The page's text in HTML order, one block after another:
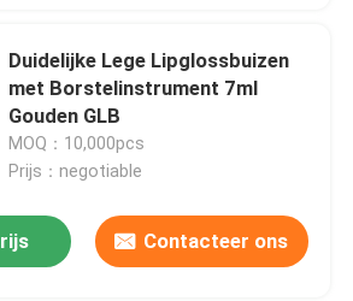
Duidelijke Lege Lipglossbuizen
met Borstelinstrument 7ml
Gouden GLB
MOQ：10,000pcs
Prijs：negotiable
Contacteer ons